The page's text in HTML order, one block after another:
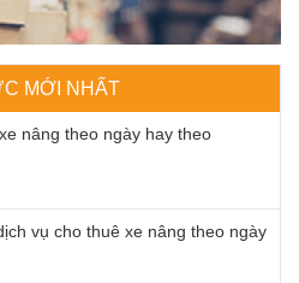
MỚI NHẤT
nâng theo ngày hay theo
vụ cho thuê xe nâng theo ngày